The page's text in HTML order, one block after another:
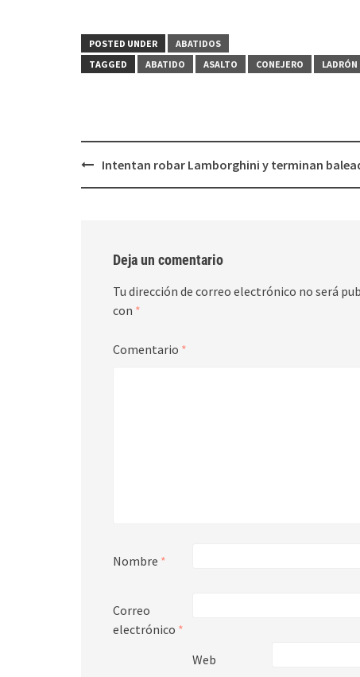
(Se
abre
en
una
(Se
abre
una
POSTED UNDER
ABATIDOS
TAGGED
ABATIDO ASALTO CONEJERO LADRÓN
PostIntentan robar Lamborghini y terminan
Deja un comentario
Tu dirección de correo electrónico no será
con *
Comentario *
Nombre *
Correo
electrónico *
Web